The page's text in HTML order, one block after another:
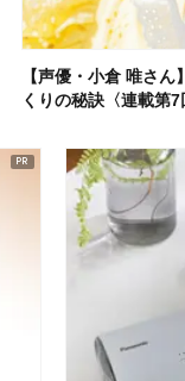
【声優・小倉 唯さ
くりの秘訣〈連載第7